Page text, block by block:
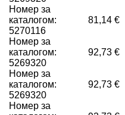
Номер за
каталогом:
5270116
81,14 €
Номер за
каталогом:
5269320
92,73 €
Номер за
каталогом:
5269320
92,73 €
Номер за